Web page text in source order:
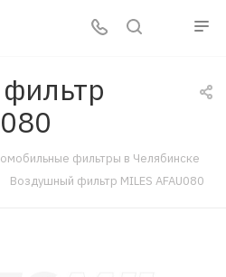
фильтры в Челябинске
Воздушный фильтр MILES AFAU080